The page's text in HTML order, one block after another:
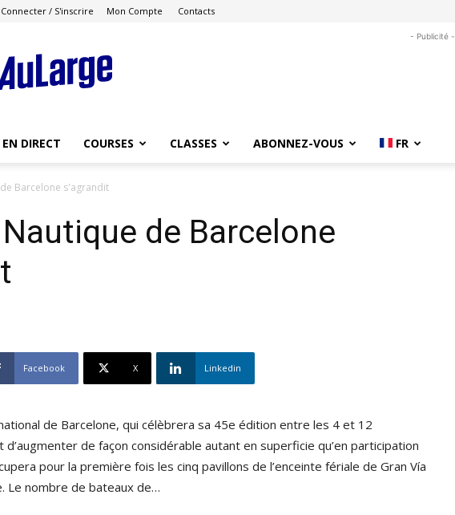
Connecter / S'inscrire Mon Compte Contacts
Course
au
Large
- Publicité -
DIRECT COURSES CLASSES ABONNEZ-VOUS FR
Barcelone s'agrandit
de Barcelone
Facebook X Linkedin
de Barcelone, qui célèbrera sa 45e édition entre les 4 et 12
de façon considérable autant en superficie qu’en participation
pour la première fois les cinq pavillons de l’enceinte fériale de Gran Vía
Le nombre de bateaux de…